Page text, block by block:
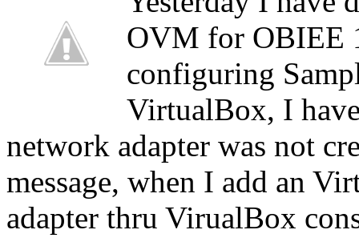
OVM for OBIEE
configuring
VirtualBox, I
network adapter was not
message, when I add an
adapter thru VirualBox